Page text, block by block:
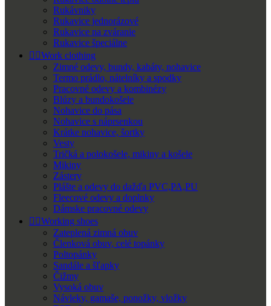
Rukávniky
Rukavice jednorázové
Rukavice na zváranie
Rukavice špeciálne
 Work clothing
Zimné odevy, bundy, kabáty, nohavice
Termo prádlo, nátelníky a spodky
Pracovné odevy a kombinézy
Blúzy a bundokošele
Nohavice do pása
Nohavice s náprsenkou
Krátke nohavice, šortky
Vesty
Tričká a polokošele, mikiny a košele
Mikiny
Zástery
Plášte a odevy do dažďa PVC,PA,PU
Fleecové odevy a doplnky
Dámske pracovné odevy
 Working shoes
Zateplená zimná obuv
Členková obuv, celé topánky
Poltopánky
Sandále a šľapky
Čižmy
Vysoká obuv
Návleky, gamaše, ponožky, vložky